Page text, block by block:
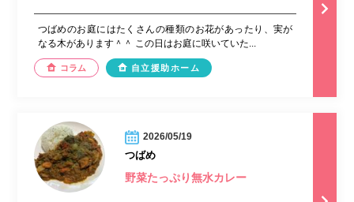
つばめのお庭にはたくさんの種類のお花があったり、実が
なる木があります＾＾ この日はお庭に咲いていた...
コラム 自立援助ホーム
2026/05/19
つばめ
野菜たっぷり無水カレー